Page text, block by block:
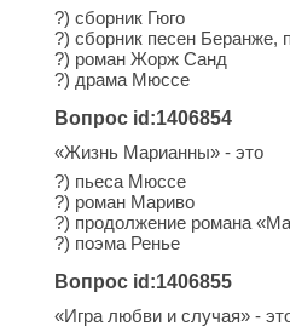
?) сборник Гюго
?) сборник песен
?) роман Жорж Санд
?) драма Мюссе
Вопрос id:1406854
«Жизнь Марианны» - это
?) пьеса Мюссе
?) роман Мариво
?) продолжение романа
?) поэма Ренье
Вопрос id:1406855
«Игра любви и случая» -